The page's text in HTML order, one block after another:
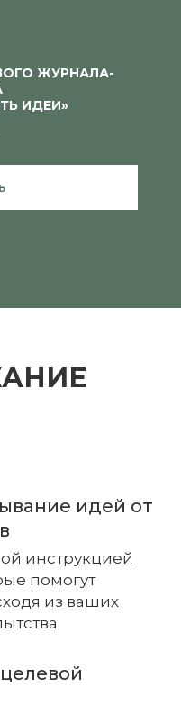
ЖУРНАЛА-
ИДЕИ»
идей от
инструкцией
помогут
из ваших